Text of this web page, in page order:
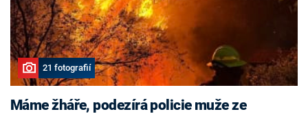
21 fotografií
Máme žháře, podezírá policie muže ze